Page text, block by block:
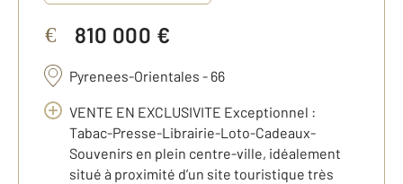
€ 810 000 €
Pyrenees-Orientales - 66
VENTE EN EXCLUSIVITE Exceptionnel :
Tabac-Presse-Librairie-Loto-Cadeaux-
Souvenirs en plein centre-ville, idéalement
situé à proximité d’un site touristique très